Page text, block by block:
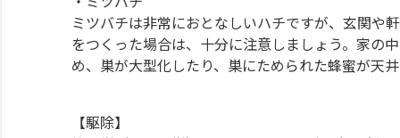
ミツバチは非常におとなしいハチですが、玄関や
をつくった場合は、十分に注意しましょう。家の
め、巣が大型化したり、巣にためられた蜂蜜が天
【駆除】